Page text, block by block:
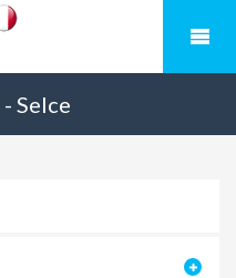
- Selce